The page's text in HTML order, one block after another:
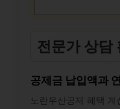
전문가 상담
공제금 납입액과
노란우산공제 혜택 계